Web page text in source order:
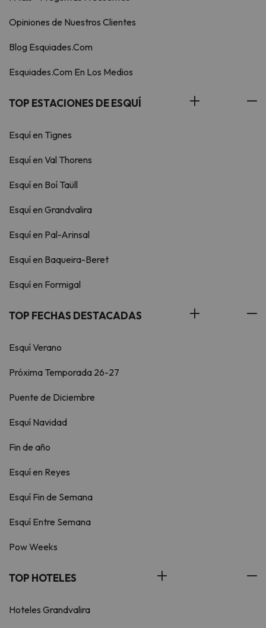
Opiniones de Nuestros Clientes
Blog Esquiades.Com
Esquiades.Com En Los Medios
TOP ESTACIONES DE ESQUÍ
Esquí en Tignes
Esquí en Val Thorens
Esquí en Boí Taüll
Esquí en Grandvalira
Esquí en Pal-Arinsal
Esquí en Baqueira-Beret
Esquí en Formigal
TOP FECHAS DESTACADAS
Esquí Verano
Próxima Temporada 26-27
Puente de Diciembre
Esquí Navidad
Fin de año
Esquí en Reyes
Esquí Fin de Semana
Esquí Entre Semana
Pow Weeks
TOP HOTELES
Hoteles Grandvalira